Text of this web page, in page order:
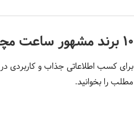
۱۰ برند مشهور ساعت مچی شنا را بشناسید!
برای کسب اطلاعاتی جذاب و کاربردی
مطلب را بخوانید.